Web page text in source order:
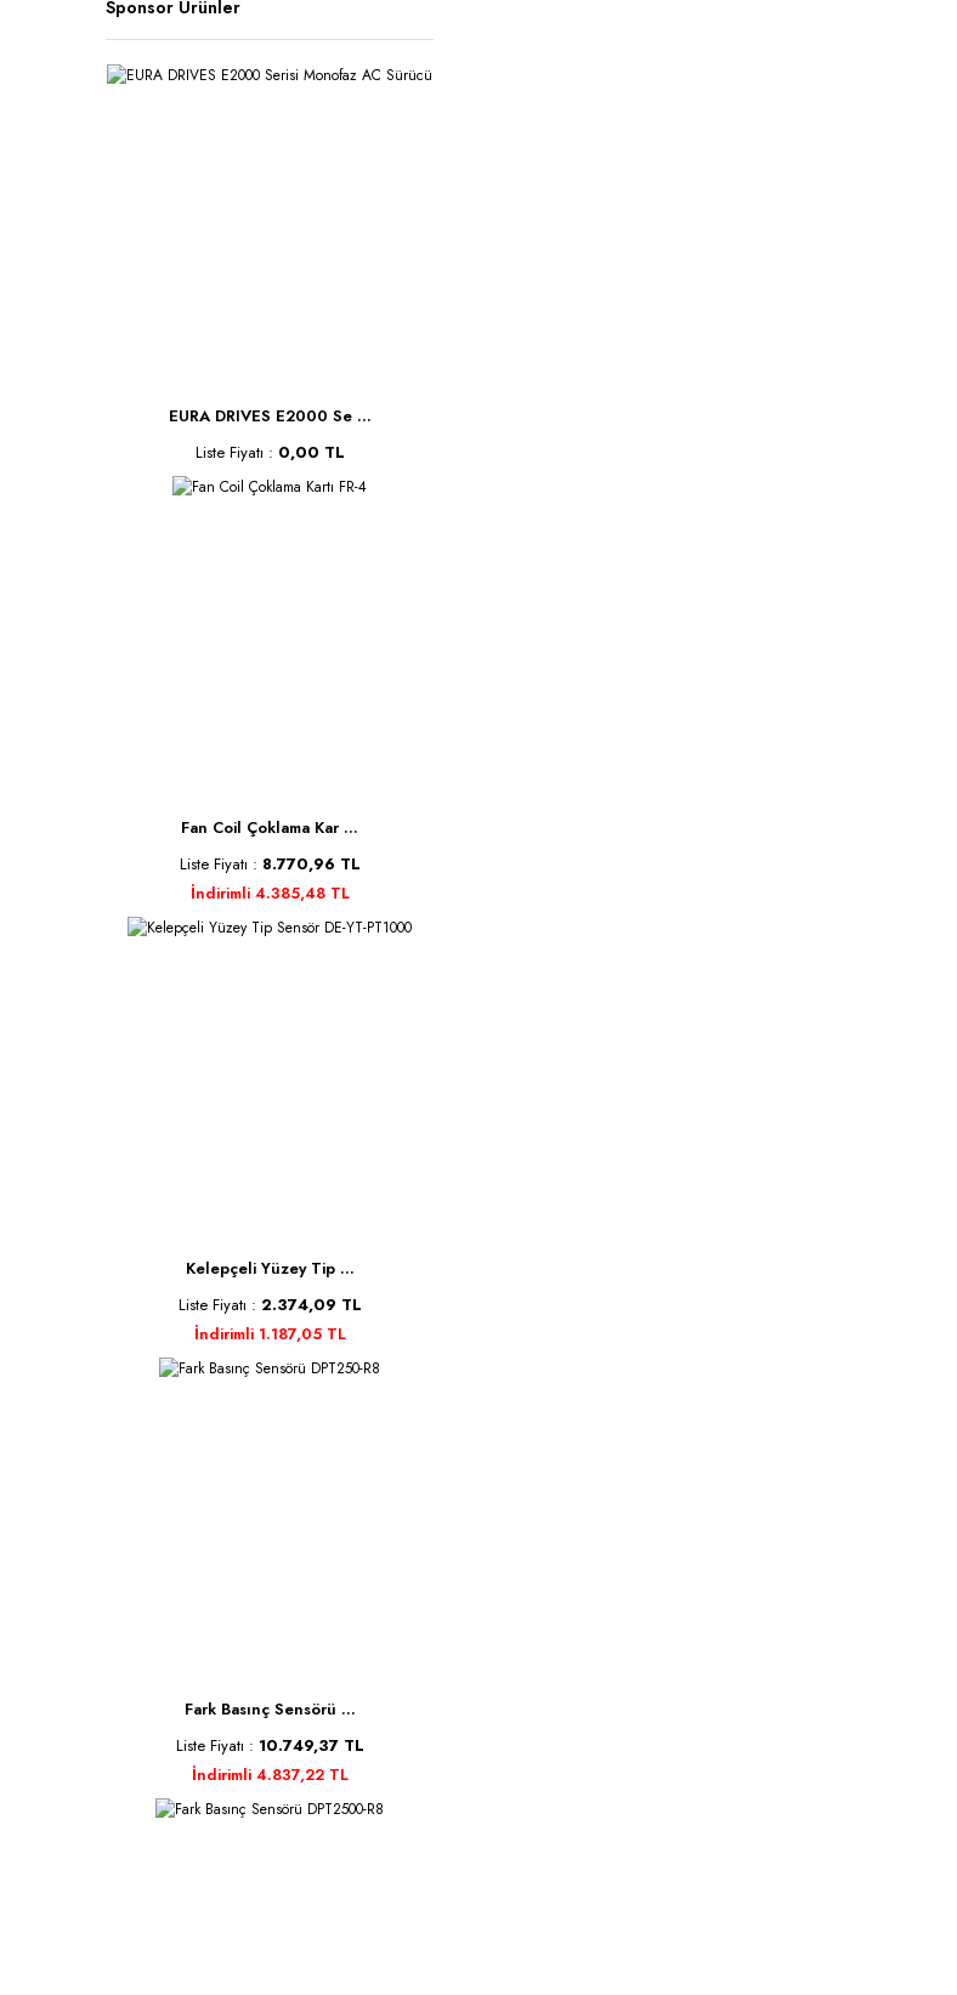
Sponsor Ürünler
EURA DRIVES E2000 Se ...
Liste Fiyatı : 0,00 TL
Fan Coil Çoklama Kar ...
Liste Fiyatı : 8.770,96 TL
İndirimli 4.385,48 TL
Kelepçeli Yüzey Tip ...
Liste Fiyatı : 2.374,09 TL
İndirimli 1.187,05 TL
Fark Basınç Sensörü ...
Liste Fiyatı : 10.749,37 TL
İndirimli 4.837,22 TL